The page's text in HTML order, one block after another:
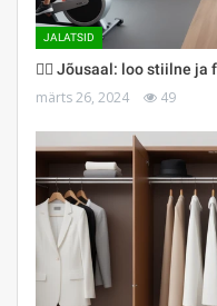
JALATSID
🏋️‍♀️ Jõusaal: loo stiilne ja
märts 26, 2024 49